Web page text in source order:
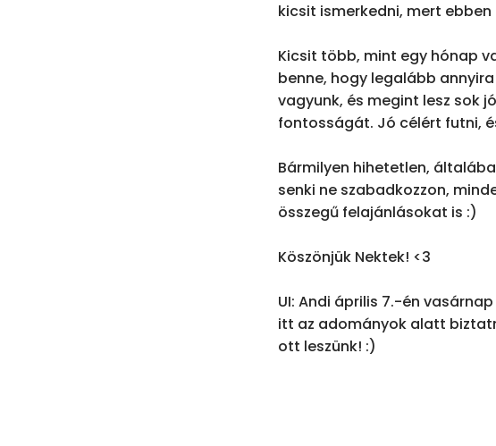
kicsit ismerkedni, mert
Kicsit több, mint egy hónap
benne, hogy legalább
vagyunk, és megint lesz sok
fontosságát. Jó célért futni,
Bármilyen hihetetlen,
senki ne szabadkozzon,
összegű felajánlásokat is :)
Köszönjük Nektek! <3
UI: Andi április 7.-én
itt az adományok alatt
ott leszünk! :)